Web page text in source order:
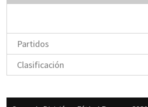
Partidos
Clasificación